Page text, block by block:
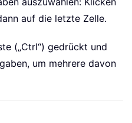
auf die letzte Zelle.
(„Ctrl“) gedrückt und
um mehrere davon